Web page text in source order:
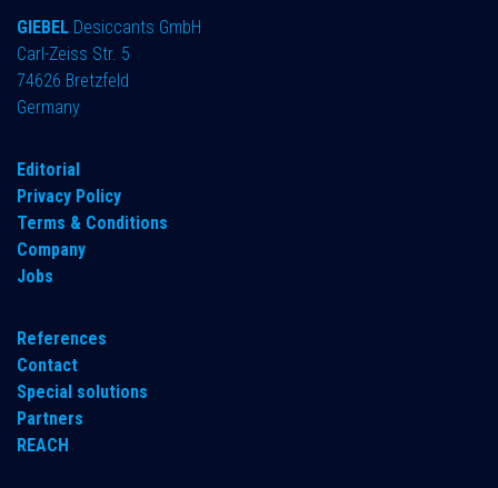
GIEBEL Desiccants GmbH
Carl-Zeiss Str. 5
74626 Bretzfeld
Germany
​Editorial
Privacy Policy
Terms & Conditions
Company
Jobs
References
Contact
Special solutions
Partners
REACH